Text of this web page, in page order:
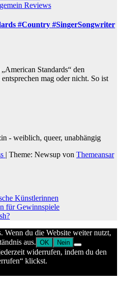
Reviews
#Country #SingerSongwriter
Standards“ den
mag oder nicht. So ist
- weiblich, queer, unabhängig
| Theme: Newsup von Themeansar
Künstlerinnen
für Gewinnspiele
Wenn du die Website weiter nutzt,
aus. OK Nein
widerrufen, indem du den
klickst.